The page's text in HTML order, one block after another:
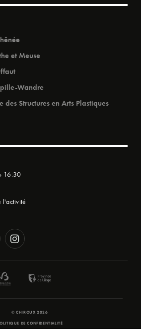
et Meuse
Wandre
des Structures en Arts Plastiques
16:30
l'activité
© CHIROUX 2026
DE CONFIDENTIALITÉ